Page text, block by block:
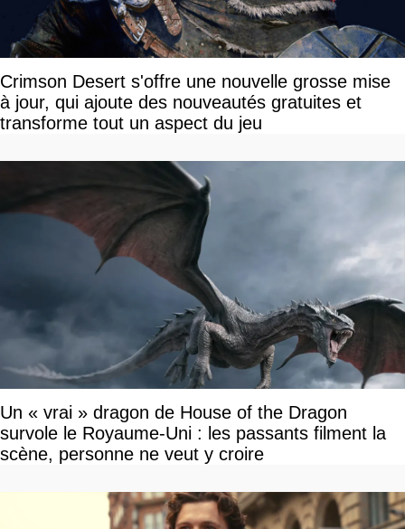
Crimson Desert s'offre une nouvelle grosse mise
à jour, qui ajoute des nouveautés gratuites et
transforme tout un aspect du jeu
Un « vrai » dragon de House of the Dragon
survole le Royaume-Uni : les passants filment la
scène, personne ne veut y croire